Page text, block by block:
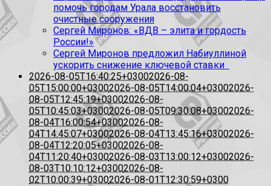
помочь городам Урала восстановить
очистные сооружения
Сергей Миронов: «ВДВ – элита и гордость
России!»
Сергей Миронов предложил Набиуллиной
ускорить снижение ключевой ставки
2026-08-05T16:40:25+03002026-08-
05T15:00:00+03002026-08-05T14:00:04+03002026-
08-05T12:45:19+03002026-08-
05T10:45:03+03002026-08-05T09:30:08+03002026-
08-04T16:00:54+03002026-08-
04T14:45:07+03002026-08-04T13:45:16+03002026-
08-04T12:20:05+03002026-08-
04T11:20:40+03002026-08-03T13:00:12+03002026-
08-03T10:10:12+03002026-08-
02T10:00:39+03002026-08-01T12:30:59+0300